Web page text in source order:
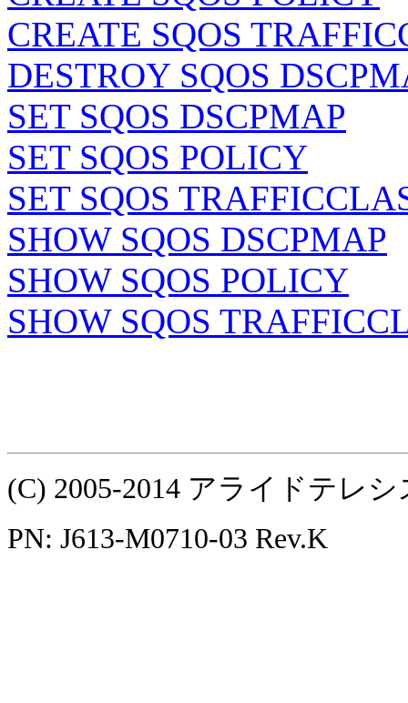
CREATE SQOS
DESTROY SQOS
SET SQOS DSCPMAP
SET SQOS POLICY
SET SQOS
SHOW SQOS DSCPMAP
SHOW SQOS POLICY
SHOW SQOS
(C) 2005-2014 アライドテレ
PN: J613-M0710-03 Rev.K